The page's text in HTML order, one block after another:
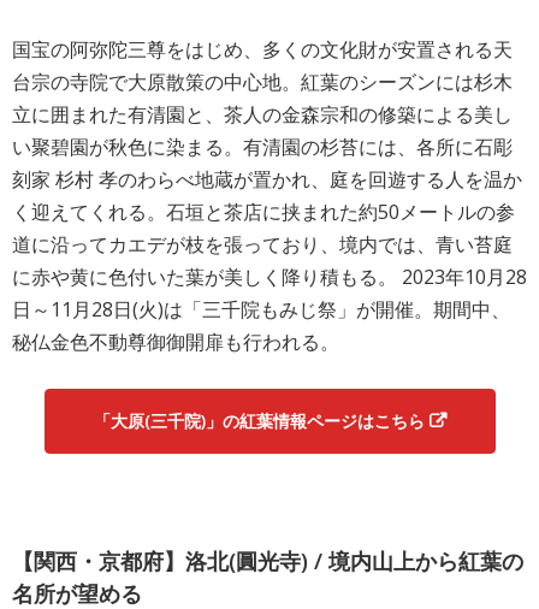
国宝の阿弥陀三尊をはじめ、多くの文化財が安置される天
台宗の寺院で大原散策の中心地。紅葉のシーズンには杉木
立に囲まれた有清園と、茶人の金森宗和の修築による美し
い聚碧園が秋色に染まる。有清園の杉苔には、各所に石彫
刻家 杉村 孝のわらべ地蔵が置かれ、庭を回遊する人を温か
く迎えてくれる。石垣と茶店に挟まれた約50メートルの参
道に沿ってカエデが枝を張っており、境内では、青い苔庭
に赤や黄に色付いた葉が美しく降り積もる。 2023年10月28
日～11月28日(火)は「三千院もみじ祭」が開催。期間中、
秘仏金色不動尊御御開扉も行われる。
「大原(三千院)」の紅葉情報ページはこちら
【関西・京都府】洛北(圓光寺) / 境内山上から紅葉の
名所が望める